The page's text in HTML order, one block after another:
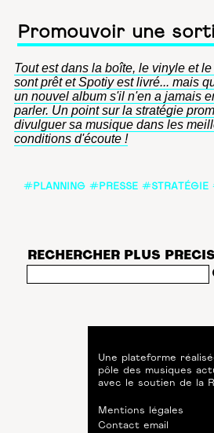
Promouvoir une
Tout est dans la boîte, le vinyle et
sont prêt et Spotiy est livré... mais
un nouvel album s'il n'en a jamais
parler. Un point sur la stratégie
divulguer sa musique dans les
conditions d'écoute !
#PLANNING #PRESSE
RECHERCHER PLUS
Une plateforme
pôle des musiques
avec le soutien de
la
Mentions légales
Contact email